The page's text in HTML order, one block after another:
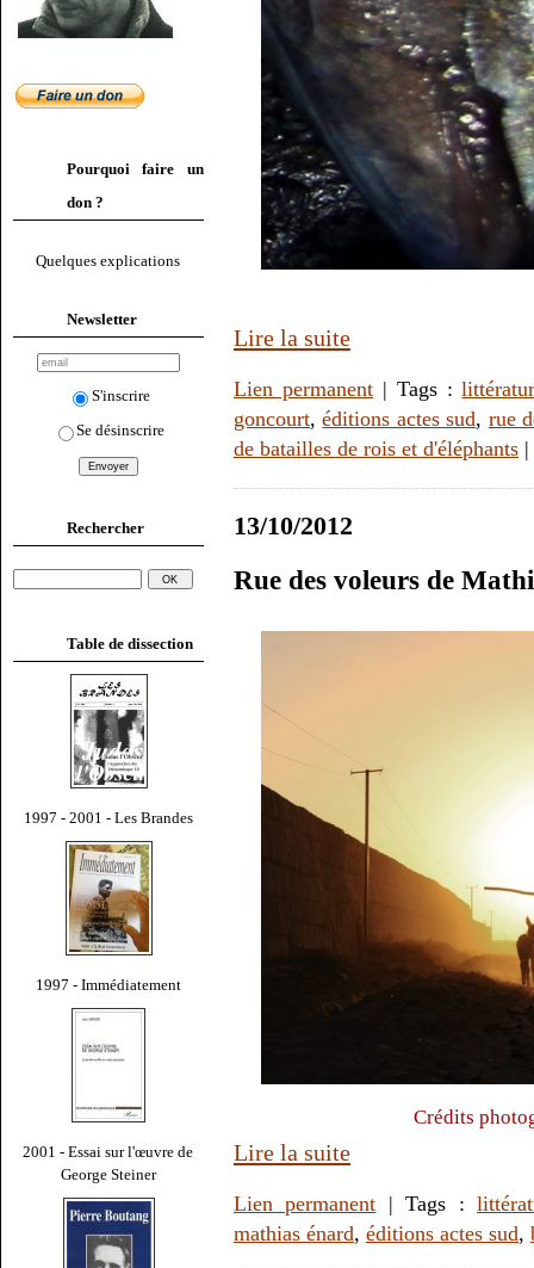
Pourquoi faire un
don ?
Quelques explications
Newsletter
S'inscrire
Se désinscrire
Rechercher
Table de dissection
1997 - 2001 - Les Brandes
1997 - Immédiatement
2001 - Essai sur l'œuvre de
George Steiner
Lire la suite
Lien permanent| Tags :
goncourt,éditions actes sud, rue
de batailles de rois et d'éléphants |
13/10/2012
Rue des voleurs de
Crédits
Lire la suite
Lien permanent | Tags :
mathias énard, éditions actes sud,